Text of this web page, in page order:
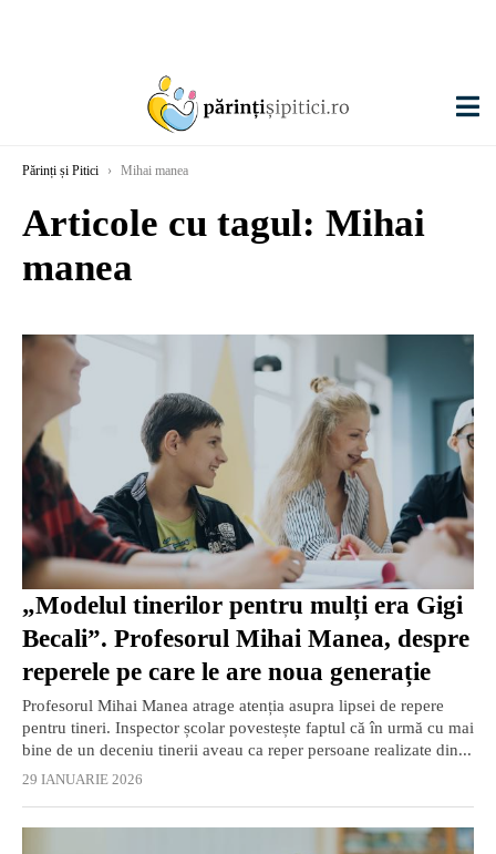
Părinți și Pitici › Mihai manea
Articole cu tagul: Mihai
manea
„Modelul tinerilor pentru mulți era Gigi
Becali”. Profesorul Mihai Manea, despre
reperele pe care le are noua generație
Profesorul Mihai Manea atrage atenția asupra lipsei de repere
pentru tineri. Inspector școlar povestește faptul că în urmă cu mai
bine de un deceniu tinerii aveau ca reper persoane realizate din...
29 IANUARIE 2026